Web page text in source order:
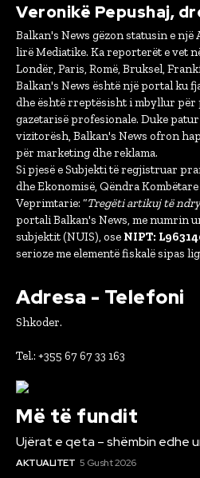
Veronikë Pepushaj,
Balkan's News gëzon statusin e një
lirë Mediatike. Ka reporterët e vet
Londër, Paris, Romë, Bruksel,
Balkan's News është një portal ku
dhe është rreptësisht i mbyllur për
gazetarisë profesionale. Duke
vizitorësh, Balkan's News ofron
për marketing dhe reklama.
Si pjesë e Subjekti të regjistruar
dhe Ekonomisë, Qëndra
Veprimtarie: “Tregëti artikuj të
portali Balkan's News, me numrin
subjektit (NUIS), ose NIPT:
serioze me elementë fiskalë sipas
Adresa - Telefoni
Shkoder.
Tel.: +355 67 67 33 163
Më të fundit
Ujërat e qeta – shëmbin edhe
AKTUALITET 5 Gusht 2026